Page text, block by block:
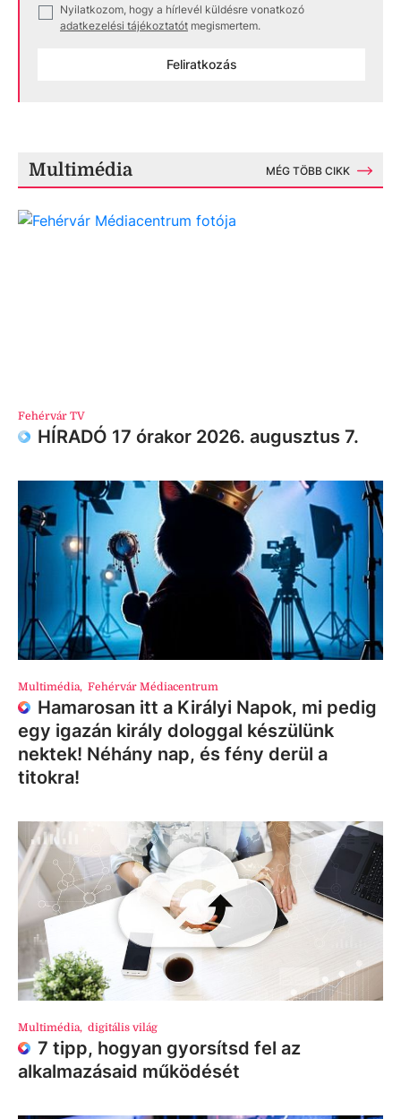
Nyilatkozom, hogy a hírlevél küldésre vonatkozó
adatkezelési tájékoztatót megismertem.
Feliratkozás
Multimédia MÉG TÖBB CIKK
Fehérvár TV
HÍRADÓ 17 órakor 2026. augusztus 7.
Multimédia, Fehérvár Médiacentrum
Hamarosan itt a Királyi Napok, mi pedig
egy igazán király dologgal készülünk
nektek! Néhány nap, és fény derül a
titokra!
Multimédia, digitális világ
7 tipp, hogyan gyorsítsd fel az
alkalmazásaid működését